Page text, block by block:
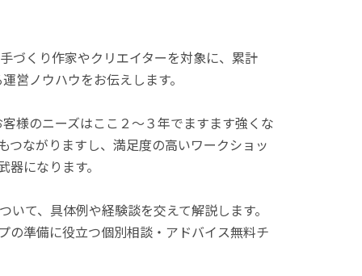
づくり作家やクリエイターを対象に、累計
営ノウハウをお伝えします。
様のニーズはここ２～３年でますます強くな
つながりますし、満足度の高いワークショッ
になります。
て、具体例や経験談を交えて解説します。
の準備に役立つ個別相談・アドバイス無料チ